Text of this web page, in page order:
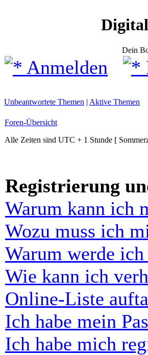
Dein
Anmelden
Unbeantwortete Themen | Aktive Themen
Foren-Übersicht
Alle Zeiten sind UTC + 1 Stunde [
Registrierung
Warum kann ich
Wozu muss ich
Warum werde
Wie kann ich
Online-Liste
Ich habe mein
Ich habe mich